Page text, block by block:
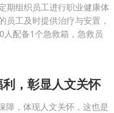
期组织员工进行职业健康体
员工及时提供治疗与安置，
配备1个急救箱，急救员
，彰显人文关怀
障，体现人文关怀，这也是